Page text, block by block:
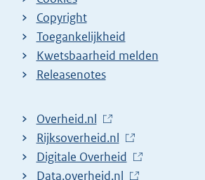
Copyright
Toegankelijkheid
Kwetsbaarheid melden
Releasenotes
L
i
n
k
Overheid.nl
L
i
n
Rijksoverheid.nl
L
i
Digitale Overheid
L
Data.overheid.nl